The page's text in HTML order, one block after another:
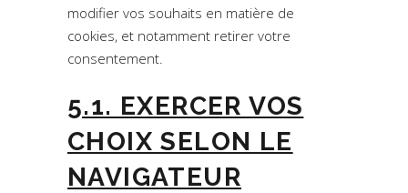
modifier vos souhaits en matière de
cookies, et notamment retirer votre
consentement.
5.1. EXERCER VOS
CHOIX SELON LE
NAVIGATEUR